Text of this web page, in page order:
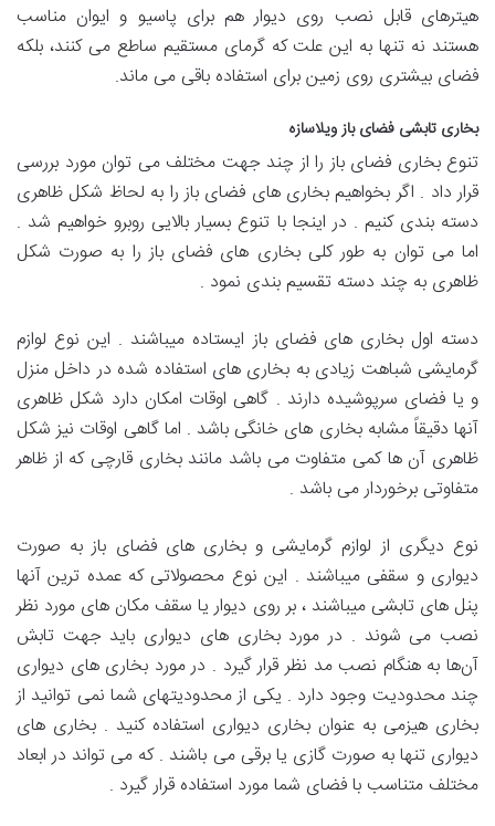
هیترهای قابل نصب روی دیوار هم برای پاسیو و ایوان مناسب
هستند نه تنها به این علت که گرمای مستقیم ساطع می کنند، بلکه
فضای بیشتری روی زمین برای استفاده باقی می ماند.
بخاری تابشی فضای باز ویلاسازه
تنوع بخاری فضای باز را از چند جهت مختلف می توان مورد بررسی
قرار داد . اگر بخواهیم بخاری های فضای باز را به لحاظ شکل ظاهری
دسته بندی کنیم . در اینجا با تنوع بسیار بالایی روبرو خواهیم شد .
اما می توان به طور کلی بخاری های فضای باز را به صورت شکل
ظاهری به چند دسته تقسیم بندی نمود .
دسته اول بخاری های فضای باز ایستاده میباشند . این نوع لوازم
گرمایشی شباهت زیادی به بخاری های استفاده شده در داخل منزل
و یا فضای سرپوشیده دارند . گاهی اوقات امکان دارد شکل ظاهری
آنها دقیقاً مشابه بخاری های خانگی باشد . اما گاهی اوقات نیز شکل
ظاهری آن ها کمی متفاوت می باشد مانند بخاری قارچی که از ظاهر
متفاوتی برخوردار می باشد .
نوع دیگری از لوازم گرمایشی و بخاری های فضای باز به صورت
دیواری و سقفی میباشند . این نوع محصولاتی که عمده ترین آنها
پنل های تابشی میباشند ، بر روی دیوار یا سقف مکان های مورد نظر
نصب می شوند . در مورد بخاری های دیواری باید جهت تابش
آن‌ها به هنگام نصب مد نظر قرار گیرد . در مورد بخاری های دیواری
چند محدودیت وجود دارد . یکی از محدودیتهای شما نمی توانید از
بخاری هیزمی به عنوان بخاری دیواری استفاده کنید . بخاری های
دیواری تنها به صورت گازی یا برقی می باشند . که می تواند در ابعاد
مختلف متناسب با فضای شما مورد استفاده قرار گیرد .